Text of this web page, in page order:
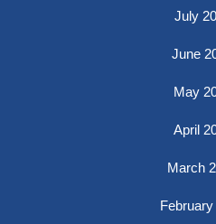
July
June
May
April
March
February